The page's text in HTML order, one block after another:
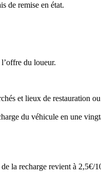
de remise en état.
du loueur.
et lieux de restauration
du véhicule en une
la recharge revient à 2,5€/